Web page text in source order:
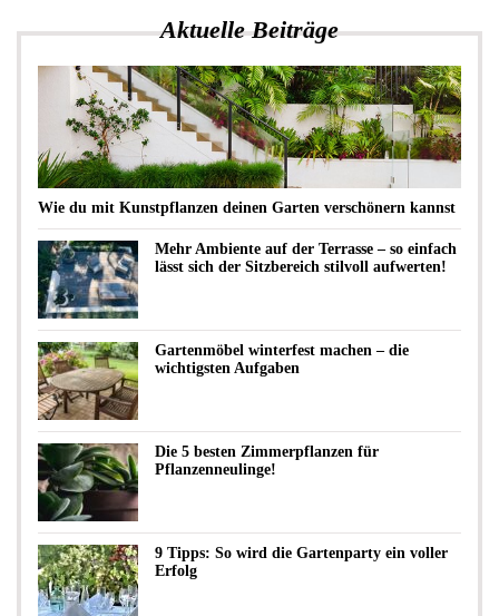
Aktuelle Beiträge
Wie du mit Kunstpflanzen deinen Garten verschönern kannst
Mehr Ambiente auf der Terrasse – so einfach
lässt sich der Sitzbereich stilvoll aufwerten!
Gartenmöbel winterfest machen – die
wichtigsten Aufgaben
Die 5 besten Zimmerpflanzen für
Pflanzenneulinge!
9 Tipps: So wird die Gartenparty ein voller
Erfolg